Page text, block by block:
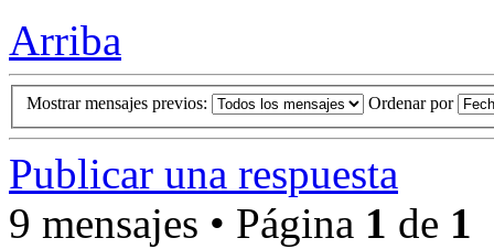
Arriba
Mostrar mensajes previos: Ordenar por
Publicar una respuesta
9 mensajes • Página 1 de 1